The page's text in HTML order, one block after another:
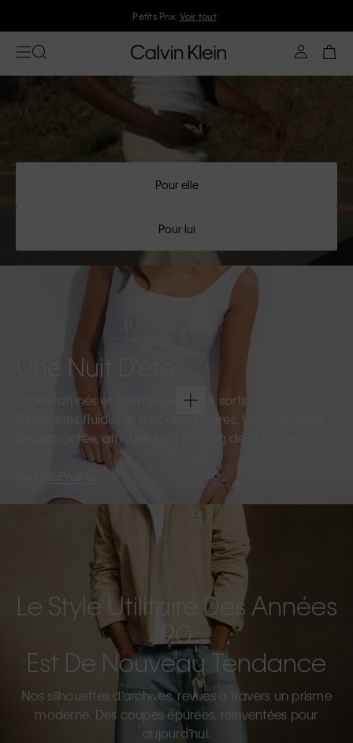
Rejoignez Calvin Klein et profitez de 10 % de réduction
Pour elle
Pour lui
Une Nuit D’été
Looks raffinés et intemporels pour sortir.
Silhouettes fluides et matières légères. Une élégance
décontractée, affichée tout au long de la soirée.
Le Style Utilitaire Des Années
90
Est De Nouveau Tendance
Nos silhouettes d’archives, revues à travers un prisme
moderne. Des coupes épurées, réinventées pour
aujourd’hui.